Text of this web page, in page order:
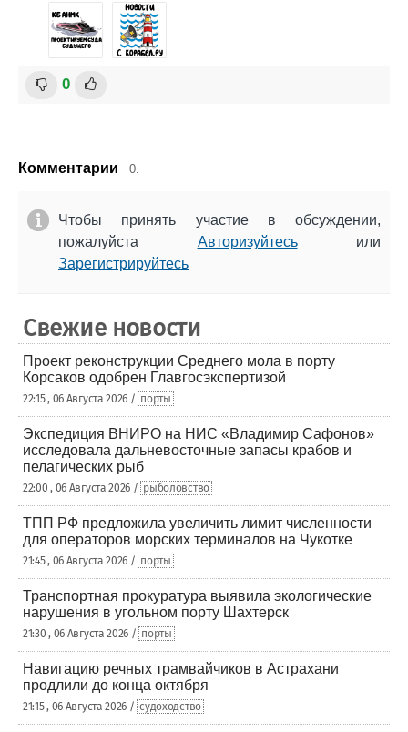
0
Комментарии 0.
Чтобы принять участие в обсуждении,
пожалуйста Авторизуйтесьили
Зарегистрируйтесь
Свежие новости
Проект реконструкции Среднего мола в порту
Корсаков одобрен Главгосэкспертизой
22:15 , 06 Августа 2026 / порты
Экспедиция ВНИРО на НИС «Владимир Сафонов»
исследовала дальневосточные запасы крабов и
пелагических рыб
22:00 , 06 Августа 2026 / рыболовство
ТПП РФ предложила увеличить лимит численности
для операторов морских терминалов на Чукотке
21:45 , 06 Августа 2026 / порты
Транспортная прокуратура выявила экологические
нарушения в угольном порту Шахтерск
21:30 , 06 Августа 2026 / порты
Навигацию речных трамвайчиков в Астрахани
продлили до конца октября
21:15 , 06 Августа 2026 / судоходство